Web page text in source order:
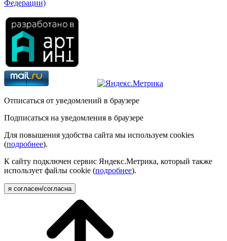
Федерации)
Отписаться от уведомлений в браузере
Подписаться на уведомления в браузере
Для повышения удобства сайта мы используем cookies
(подробнее).
К сайту подключен сервис Яндекс.Метрика, который также
использует файлы cookie (подробнее).
я согласен/согласна